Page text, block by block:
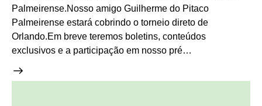
Palmeirense.Nosso amigo Guilherme do Pitaco
Palmeirense estará cobrindo o torneio direto de
Orlando.Em breve teremos boletins, conteúdos
exclusivos e a participação em nosso pré…